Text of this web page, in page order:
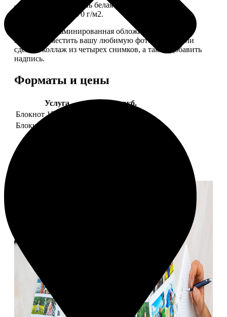
— Приятная на ощупь белая сатиновая бумага
плотностью 150-170 г/м2.
— Плотная ламинированная обложка. На обложке
можно разместить вашу любимую фотографию или
сделать коллаж из четырех снимков, а также добавить
надпись.
Форматы и цены
Услуга
Цена, руб.
Блокнот 15х20 клетка
Блокнот 15х20 линейка